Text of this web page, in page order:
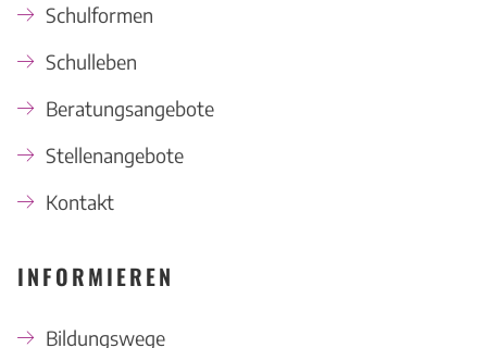
Schulformen
Schulleben
Beratungsangebote
Stellenangebote
Kontakt
INFORMIEREN
Bildungswege